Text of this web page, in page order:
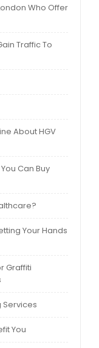
Who Offer
Traffic To
About HGV
Can Buy
Your Hands
Graffiti
Services
You